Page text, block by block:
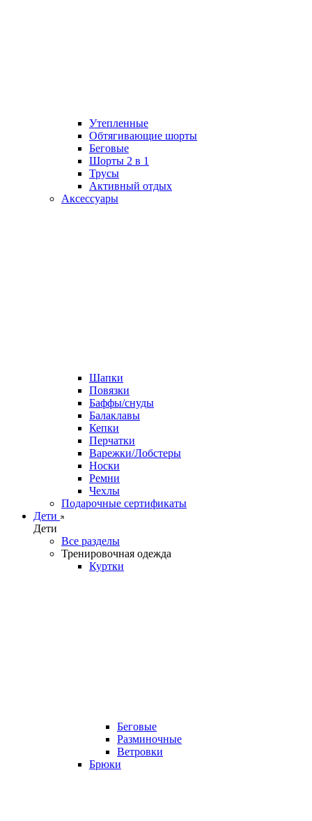
Утепленные
Обтягивающие шорты
Беговые
Шорты 2 в 1
Трусы
Активный отдых
Аксессуары
Шапки
Повязки
Баффы/снуды
Балаклавы
Кепки
Перчатки
Варежки/Лобстеры
Носки
Ремни
Чехлы
Подарочные сертификаты
Дети
Дети
Все разделы
Тренировочная одежда
Куртки
Беговые
Разминочные
Ветровки
Брюки